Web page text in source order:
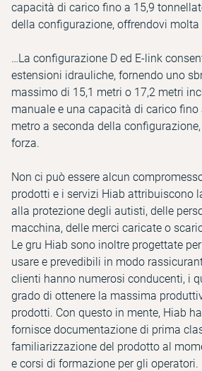
capacità di carico fino a 15,9
della configurazione, offrendovi molta
…La configurazione D ed E-link
estensioni idrauliche, fornendo uno
massimo di 15,1 metri o 17,2 metri
manuale e una capacità di carico fino
metro a seconda della
forza.
Non ci può essere alcun
prodotti e i servizi Hiab attribuiscono
alla protezione degli autisti, delle
macchina, delle merci caricate o
Le gru Hiab sono inoltre progettate
usare e prevedibili in modo
clienti hanno numerosi conducenti, i
grado di ottenere la massima
prodotti. Con questo in mente, Hiab
fornisce documentazione di prima
familiarizzazione del prodotto al
e corsi di formazione per gli operatori.